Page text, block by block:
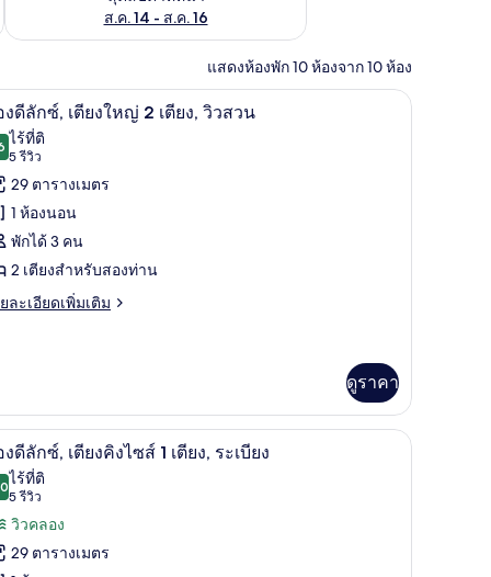
ส.ค. 14 - ส.ค. 16
แสดงห้องพัก 10 ห้องจาก 10 ห้อง
ห้องนอน, โต๊ะทำงาน, ผ้าม่านกันแสง, ห้องเก็บเสียง
ถ่าย
หมด
ง
ง,
ห้องดีลักซ์, เตียงใหญ่ 2 เตียง, วิวสวน | 1 ห้อง
9
งดีลักซ์, เตียงใหญ่ 2 เตียง, วิวสวน
จาก 10
ไร้ที่ติ
5 รีวิว
(5
รีวิว)
29 ตารางเมตร
1 ห้องนอน
พักได้ 3 คน
2 เตียงสำหรับสองท่าน
ละเอียดเพิ่มเติม
ง
ญ่
ง,
ดูราคา
ห้องนอน, โต๊ะทำงาน, ผ้าม่านกันแสง, ห้องเก็บเสียง
ถ่าย
หมด
ง
ห้องดีลักซ์, เตียงคิงไซส์ 1 เตียง, ระเบียง | 1 ห้
8ดีลักซ์, เตียงคิงไซส์ 1 เตียง, ระเบียง
จาก 10
ไร้ที่ติ
5 รีวิว
(5
รีวิว)
วิวคลอง
29 ตารางเมตร